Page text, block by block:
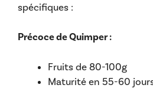
spécifiques :
Précoce de Quimper :
Fruits de 80-100g
Maturité en 55-60